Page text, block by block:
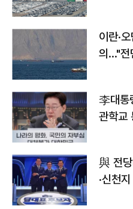
이란·
의…"전
李대통
관학교
與 전
·신천